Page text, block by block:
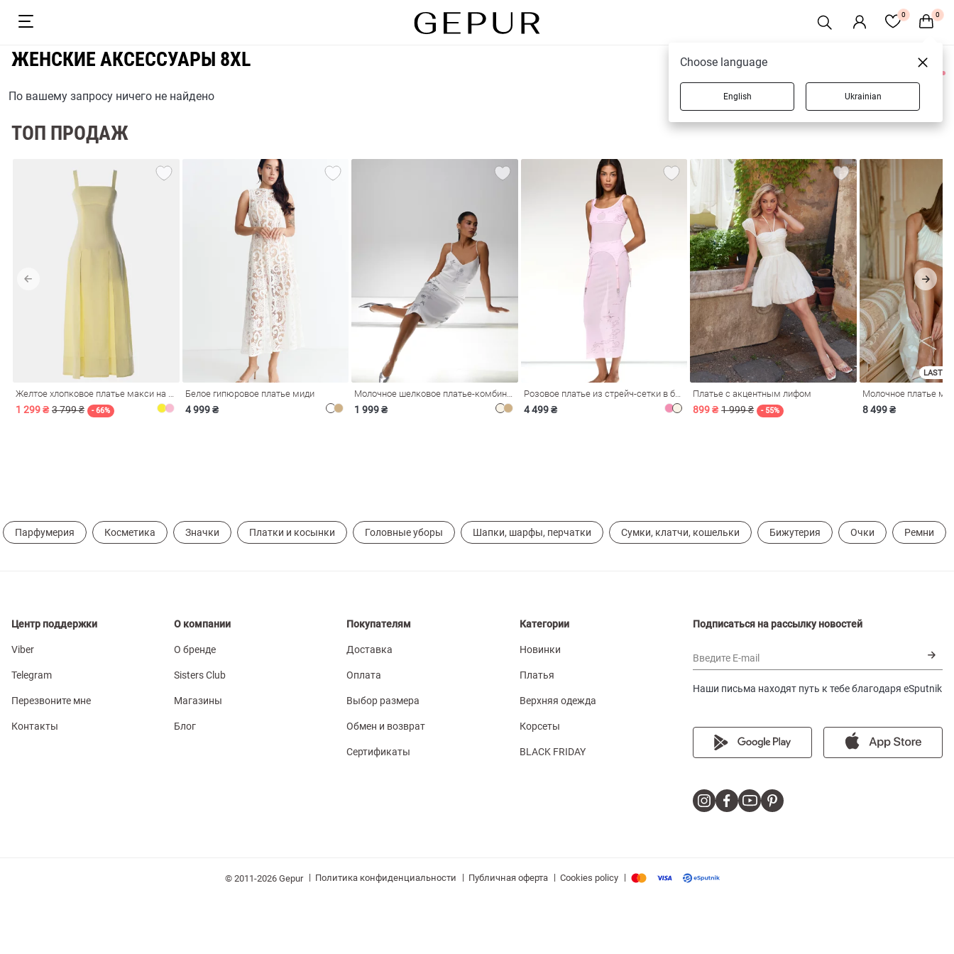
0 0
ЖЕНСКИЕ АКСЕССУАРЫ 8XL
0 товаров
По вашему запросу ничего не найдено
ТОП ПРОДАЖ
1 299 ₴ 3 799 ₴ - 66%
Белое гипюровое платье миди
4 999 ₴ 1 999 ₴
Розовое платье из стрейч-сетки в бельевом стиле
4 499 ₴
Платье с акцентным лифом
899 ₴ 1 999 ₴ - 55%
LAST
8 499 ₴
Парфумерия Косметика Значки Платки и косынки Головные уборы Шапки, шарфы, перчатки Сумки, клатчи, кошельки Бижутерия Очки Ремни
Центр поддержки
Viber
Telegram
Перезвоните мне
Контакты
О компании
О бренде
Sisters Club
Магазины
Блог
Покупателям
Доставка
Оплата
Выбор размера
Обмен и возврат
Сертификаты
Категории
Новинки
Платья
Верхняя одежда
Корсеты
BLACK FRIDAY
Подписаться на рассылку новостей
Введите E-mail
Наши письма находят путь к тебе благодаря eSputnik
© 2011-2026 Gepur | Политика конфиденциальности | Публичная оферта | Cookies policy |
Choose language
English Ukrainian